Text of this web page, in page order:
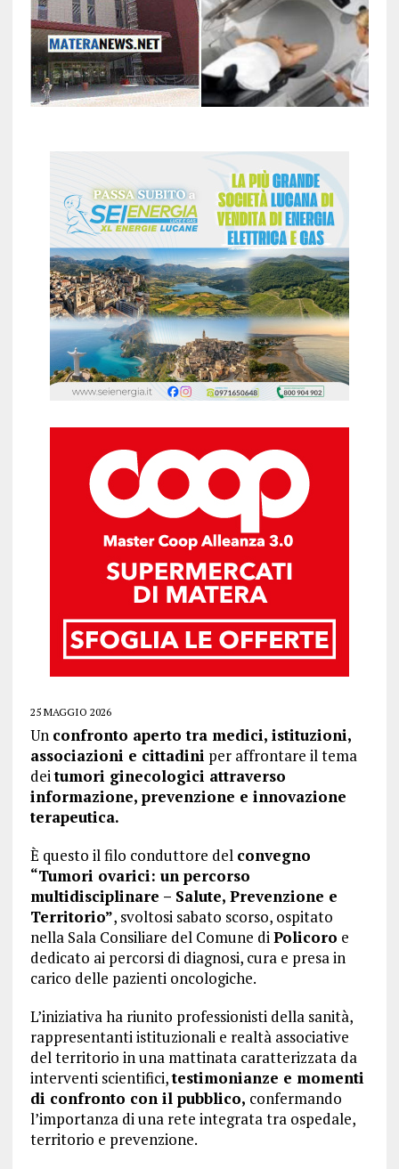
25 MAGGIO 2026
Un confronto aperto tra medici, istituzioni,
associazioni e cittadini per affrontare il tema
deitumori ginecologici attraverso
informazione, prevenzione e innovazione
terapeutica.
È questo il filo conduttore del convegno
“Tumori ovarici: un percorso
multidisciplinare – Salute, Prevenzione e
Territorio”, svoltosi sabato scorso, ospitato
nella Sala Consiliare del Comune diPolicoro e
dedicato ai percorsi di diagnosi, cura e presa in
carico delle pazienti oncologiche.
L’iniziativa ha riunito professionisti della sanità,
rappresentanti istituzionali e realtà associative
del territorio in una mattinata caratterizzata da
interventi scientifici,testimonianze e momenti
di confronto con il pubblico, confermando
l’importanza di una rete integrata tra ospedale,
territorio e prevenzione.